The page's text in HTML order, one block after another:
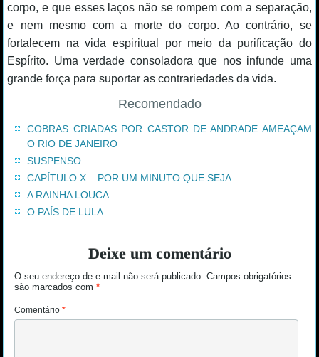
corpo, e que esses laços não se rompem com a separação,
e nem mesmo com a morte do corpo. Ao contrário, se
fortalecem na vida espiritual por meio da purificação do
Espírito. Uma verdade consoladora que nos infunde uma
grande força para suportar as contrariedades da vida.
Recomendado
COBRAS CRIADAS POR CASTOR DE ANDRADE AMEAÇAM
O RIO DE JANEIRO
SUSPENSO
CAPÍTULO X – POR UM MINUTO QUE SEJA
A RAINHA LOUCA
O PAÍS DE LULA
Deixe um comentário
O seu endereço de e-mail não será publicado. Campos obrigatórios
são marcados com*
Comentário*